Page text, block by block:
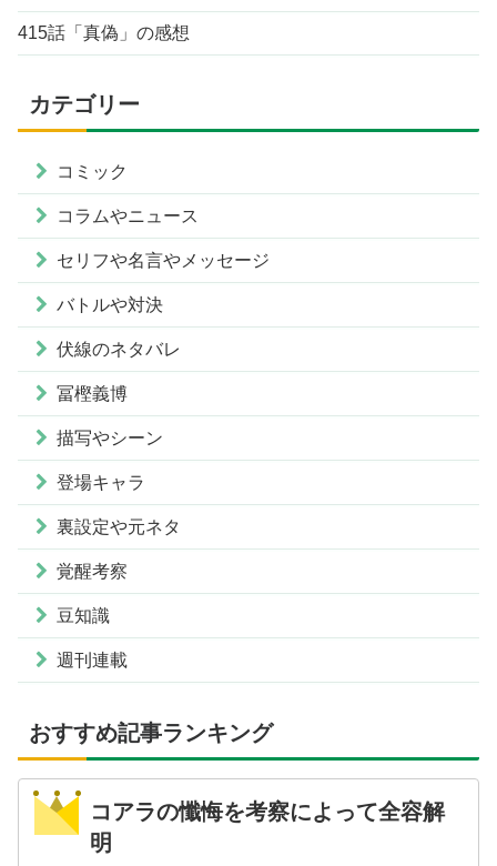
415話「真偽」の感想
カテゴリー
コミック
コラムやニュース
セリフや名言やメッセージ
バトルや対決
伏線のネタバレ
冨樫義博
描写やシーン
登場キャラ
裏設定や元ネタ
覚醒考察
豆知識
週刊連載
おすすめ記事ランキング
コアラの懺悔を考察によって全容解
明